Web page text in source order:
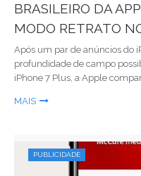
BRASILEIRO DA
MODO RETRATO
Após um par de anúncios do
profundidade de campo
iPhone 7 Plus, a Apple
MAIS
PUBLICIDADE